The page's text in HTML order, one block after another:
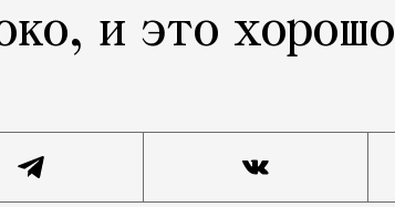
и это хорошо